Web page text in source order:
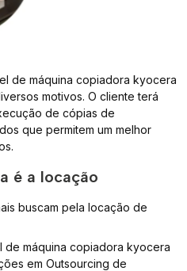
de máquina copiadora kyocera
motivos. O cliente terá
de cópias de
que permitem um melhor
é a locação
buscam pela locação de
máquina copiadora kyocera
em Outsourcing de